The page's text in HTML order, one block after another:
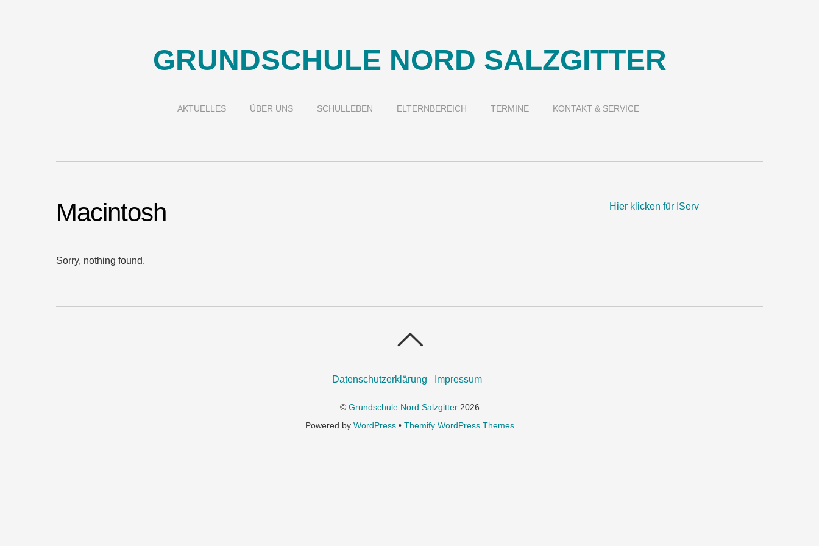
GRUNDSCHULE NORD SALZGITTER
AKTUELLES ÜBER UNS SCHULLEBEN ELTERNBEREICH TERMINE KONTAKT & SERVICE
Macintosh
Sorry, nothing found.
Hier klicken für IServ
Datenschutzerklärung Impressum
© Grundschule Nord Salzgitter2026
Powered by WordPress• Themify WordPress Themes